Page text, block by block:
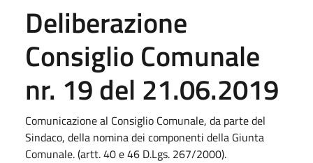
Deliberazione
Consiglio Comunale
nr. 19 del 21.06.2019
Comunicazione al Consiglio Comunale, da parte del
Sindaco, della nomina dei componenti della Giunta
Comunale. (artt. 40 e 46 D.Lgs. 267/2000).